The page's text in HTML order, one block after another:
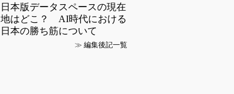
日本版データスペースの現在
地はどこ？ AI時代における
日本の勝ち筋について
≫ 編集後記一覧